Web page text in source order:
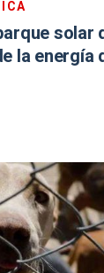
solar
la energía